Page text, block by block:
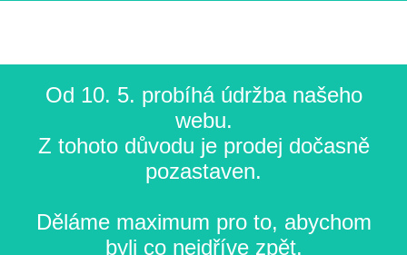
Od 10. 5. probíhá údržba našeho
webu.
Z tohoto důvodu je prodej dočasně
pozastaven.
Děláme maximum pro to, abychom
byli co nejdříve zpět.